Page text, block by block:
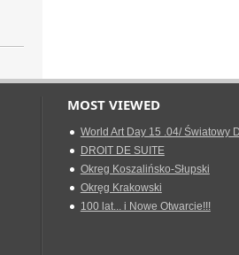
MOST VIEWED
World Art Day 15 .04/ Światowy
DROIT DE SUITE
Okreg Koszalińsko-Słupski
Okręg Krakowski
100 lat... i Nowe Otwarcie!!!